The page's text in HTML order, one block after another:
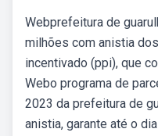
Webprefeitura de
milhões com anistia
incentivado (ppi), que
Webo programa de
2023 da prefeitura de
anistia, garante até o